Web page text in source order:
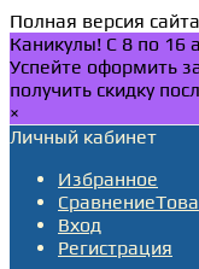
Полная версия сайта
Каникулы! С 8 по 16
Успейте оформить
получить скидку
×
Личный кабинет
Избранное
Сравнение
Вход
Регистрация